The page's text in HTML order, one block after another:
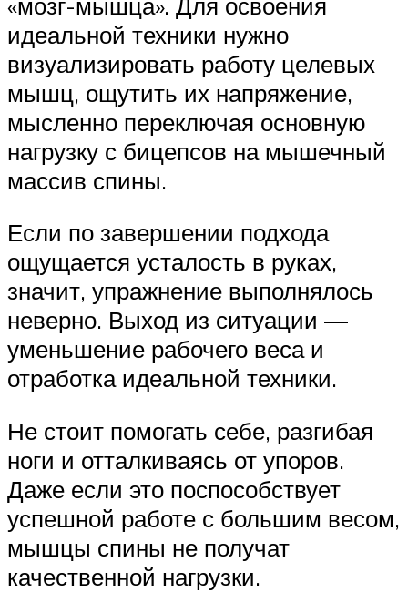
идеальной техники нужно
визуализировать работу целевых
мышц, ощутить их напряжение,
мысленно переключая основную
нагрузку с бицепсов на мышечный
массив спины.
Если по завершении подхода
ощущается усталость в руках,
значит, упражнение выполнялось
неверно. Выход из ситуации —
уменьшение рабочего веса и
отработка идеальной техники.
Не стоит помогать себе, разгибая
ноги и отталкиваясь от упоров.
Даже если это поспособствует
успешной работе с большим весом,
мышцы спины не получат
качественной нагрузки.